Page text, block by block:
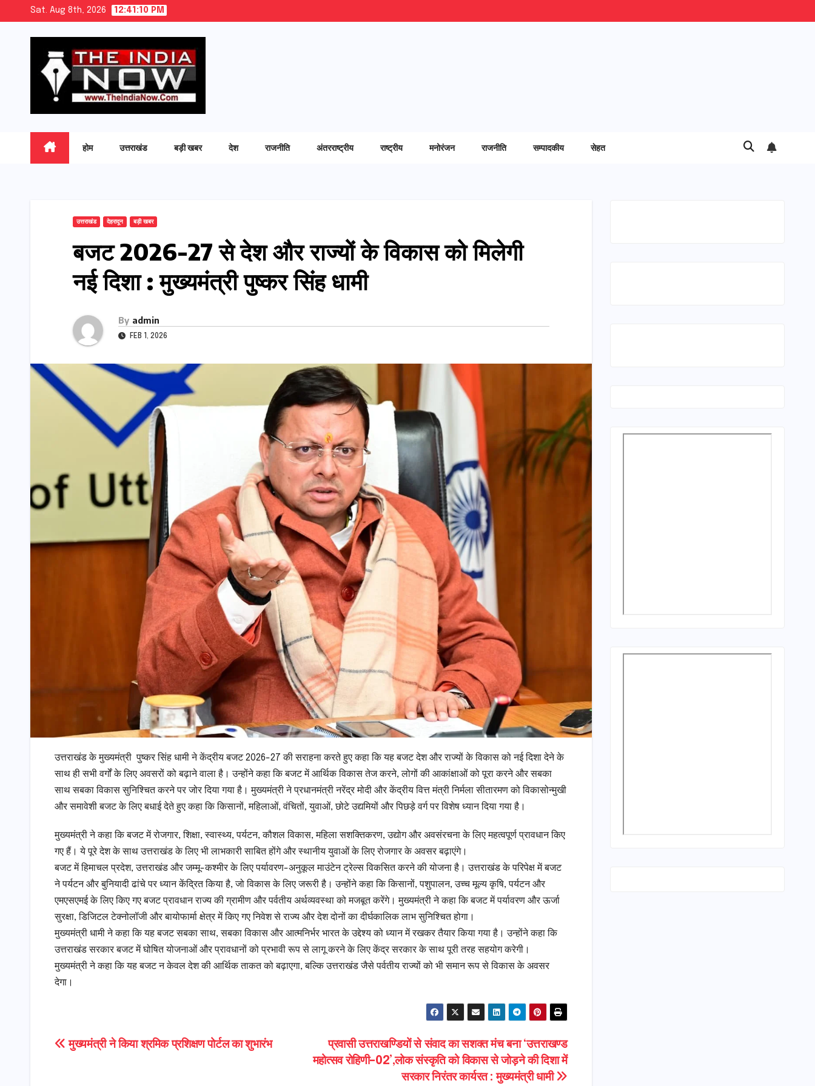
Sat. Aug 8th, 2026 12:41:11 PM
होम उत्तराखंड बड़ी खबर देश राजनीति अंतरराष्ट्रीय राष्ट्रीय मनोरंजन राजनीति सम्पादकीय सेहत
उत्तराखंड देहरादून बड़ी खबर
बजट 2026-27 से देश और राज्यों के विकास को मिलेगी
नई दिशा : मुख्यमंत्री पुष्कर सिंह धामी
By admin
FEB 1, 2026
उत्तराखंड के मुख्यमंत्री पुष्कर सिंह धामी ने केंद्रीय बजट 2026-27 की सराहना करते हुए कहा कि यह बजट देश और राज्यों के विकास को नई दिशा देने के
साथ ही सभी वर्गों के लिए अवसरों को बढ़ाने वाला है। उन्होंने कहा कि बजट में आर्थिक विकास तेज करने, लोगों की आकांक्षाओं को पूरा करने और सबका
साथ सबका विकास सुनिश्चित करने पर जोर दिया गया है। मुख्यमंत्री ने प्रधानमंत्री नरेंद्र मोदी और केंद्रीय वित्त मंत्री निर्मला सीतारमण को विकासोन्मुखी
और समावेशी बजट के लिए बधाई देते हुए कहा कि किसानों, महिलाओं, वंचितों, युवाओं, छोटे उद्यमियों और पिछड़े वर्ग पर विशेष ध्यान दिया गया है।
मुख्यमंत्री ने कहा कि बजट में रोजगार, शिक्षा, स्वास्थ्य, पर्यटन, कौशल विकास, महिला सशक्तिकरण, उद्योग और अवसंरचना के लिए महत्वपूर्ण प्रावधान किए
गए हैं। ये पूरे देश के साथ उत्तराखंड के लिए भी लाभकारी साबित होंगे और स्थानीय युवाओं के लिए रोजगार के अवसर बढ़ाएंगे।
बजट में हिमाचल प्रदेश, उत्तराखंड और जम्मू-कश्मीर के लिए पर्यावरण-अनुकूल माउंटेन ट्रेल्स विकसित करने की योजना है। उत्तराखंड के परिपेक्ष में बजट
ने पर्यटन और बुनियादी ढांचे पर ध्यान केंद्रित किया है, जो विकास के लिए जरूरी है। उन्होंने कहा कि किसानों, पशुपालन, उच्च मूल्य कृषि, पर्यटन और
एमएसएमई के लिए किए गए बजट प्रावधान राज्य की ग्रामीण और पर्वतीय अर्थव्यवस्था को मजबूत करेंगे। मुख्यमंत्री ने कहा कि बजट में पर्यावरण और ऊर्जा
सुरक्षा, डिजिटल टेक्नोलॉजी और बायोफार्मा क्षेत्र में किए गए निवेश से राज्य और देश दोनों का दीर्घकालिक लाभ सुनिश्चित होगा।
मुख्यमंत्री धामी ने कहा कि यह बजट सबका साथ, सबका विकास और आत्मनिर्भर भारत के उद्देश्य को ध्यान में रखकर तैयार किया गया है। उन्होंने कहा कि
उत्तराखंड सरकार बजट में घोषित योजनाओं और प्रावधानों को प्रभावी रूप से लागू करने के लिए केंद्र सरकार के साथ पूरी तरह सहयोग करेगी।
मुख्यमंत्री ने कहा कि यह बजट न केवल देश की आर्थिक ताकत को बढ़ाएगा, बल्कि उत्तराखंड जैसे पर्वतीय राज्यों को भी समान रूप से विकास के अवसर
देगा।
Post
प्रवासी उत्तराखण्डियों से संवाद का सशक्त मंच बना ‘उत्तराखण्ड
महोत्सव रोहिणी–02’,लोक संस्कृति को विकास से जोड़ने की दिशा में
सरकार निरंतर कार्यरत : मुख्यमंत्री धामी
मुख्यमंत्री ने किया श्रमिक प्रशिक्षण पोर्टल का शुभारंभ